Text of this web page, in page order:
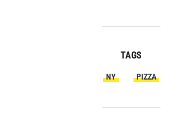
TAGS
NY PIZZA